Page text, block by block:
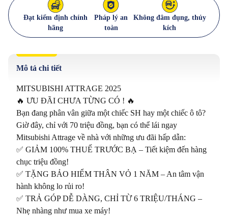
Đạt kiểm định chính
hãng
Pháp lý an
toàn
Không đâm đụng, thủy
kích
Mô tả chi tiết
MITSUBISHI ATTRAGE 2025
🔥 ƯU ĐÃI CHƯA TỪNG CÓ ! 🔥
Bạn đang phân vân giữa một chiếc SH hay một chiếc ô tô?
Giờ đây, chỉ với 70 triệu đồng, bạn có thể lái ngay
Mitsubishi Attrage về nhà với những ưu đãi hấp dẫn:
✅ GIẢM 100% THUẾ TRƯỚC BẠ – Tiết kiệm đến hàng
chục triệu đồng!
✅ TẶNG BẢO HIỂM THÂN VỎ 1 NĂM – An tâm vận
hành không lo rủi ro!
✅ TRẢ GÓP DỄ DÀNG, CHỈ TỪ 6 TRIỆU/THÁNG –
Nhẹ nhàng như mua xe máy!